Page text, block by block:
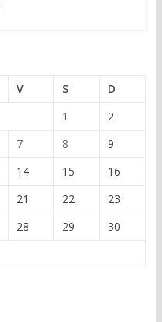
V S
D
1
2
7 8
9
14 15
16
21 22
23
28 29
30